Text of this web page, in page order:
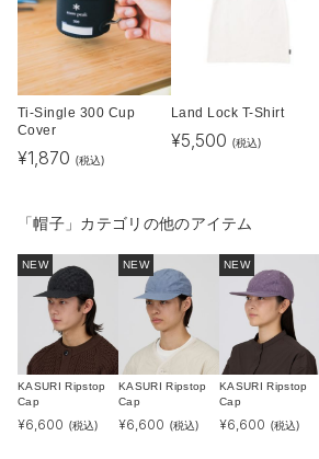
Ti-Single 300 Cup
Cover
¥1,870 (税込)
Land Lock T-Shirt
¥5,500 (税込)
「帽子」カテゴリの他のアイテム
NEW
KASURI Ripstop
Cap
¥6,600 (税込)
NEW
KASURI Ripstop
Cap
¥6,600 (税込)
NEW
KASURI Ripstop
Cap
¥6,600 (税込)